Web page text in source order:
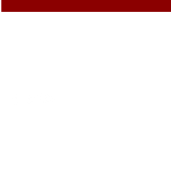
por supuestos vínculos